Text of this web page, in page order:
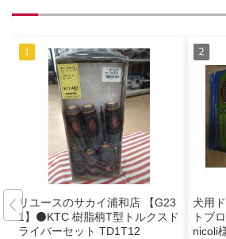
リユースのサカイ浦和店 【G23
1】⚫️KTC 樹脂柄T型トルクスド
ライバーセット TD1T12
犬用
トブ
nicoli